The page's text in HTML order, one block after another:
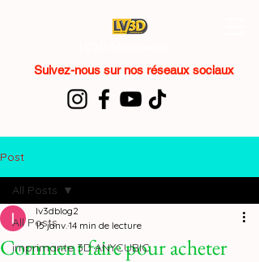
Suivez-nous sur nos réseaux sociaux
Post
All Posts
imprimante 3D ANYCUBIC
All Posts
Comment faire pour acheter
lv3dblog2
15 janv.14 min de lecture